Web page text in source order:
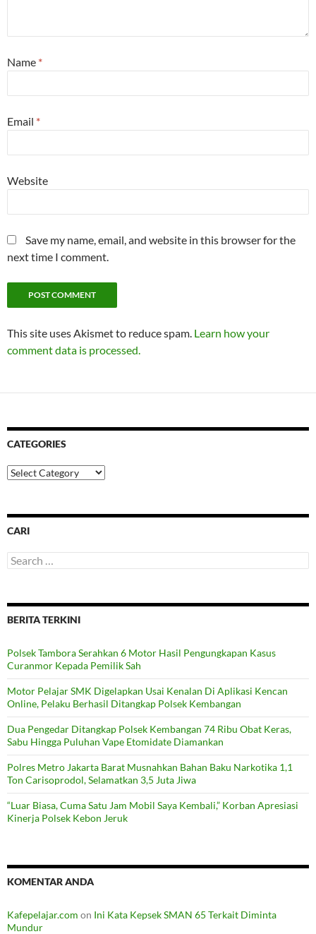
Name *
Email *
Website
Save my name, email, and website in this browser for the
next time I comment.
This site uses Akismet to reduce spam. Learn how your
comment data is processed.
CATEGORIES
Categories
CARI
Search
for:
BERITA TERKINI
Polsek Tambora Serahkan 6 Motor Hasil Pengungkapan Kasus
Curanmor Kepada Pemilik Sah
Motor Pelajar SMK Digelapkan Usai Kenalan Di Aplikasi Kencan
Online, Pelaku Berhasil Ditangkap Polsek Kembangan
Dua Pengedar Ditangkap Polsek Kembangan 74 Ribu Obat Keras,
Sabu Hingga Puluhan Vape Etomidate Diamankan
Polres Metro Jakarta Barat Musnahkan Bahan Baku Narkotika 1,1
Ton Carisoprodol, Selamatkan 3,5 Juta Jiwa
“Luar Biasa, Cuma Satu Jam Mobil Saya Kembali,” Korban Apresiasi
Kinerja Polsek Kebon Jeruk
KOMENTAR ANDA
Kafepelajar.com on Ini Kata Kepsek SMAN 65 Terkait Diminta
Mundur